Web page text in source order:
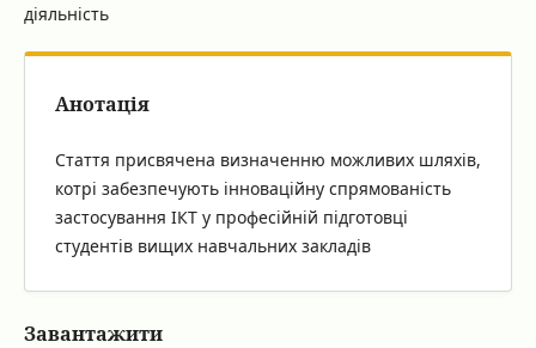
діяльність
Анотація
Стаття присвячена визначенню можливих шляхів,
котрі забезпечують інноваційну спрямованість
застосування ІКТ у професійній підготовці
студентів вищих навчальних закладів
Завантажити